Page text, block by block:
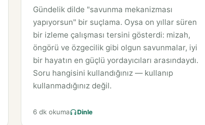
Gündelik dilde "savunma mekanizması
yapıyorsun" bir suçlama. Oysa on yıllar süren
bir izleme çalışması tersini gösterdi: mizah,
öngörü ve özgecilik gibi olgun savunmalar, iyi
bir hayatın en güçlü yordayıcıları arasındaydı.
Soru hangisini kullandığınız — kullanıp
kullanmadığınız değil.
6 dk okuma Dinle